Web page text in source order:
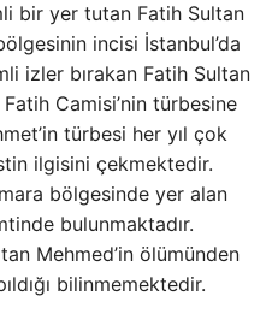
bir yer tutan Fatih Sultan
incisi İstanbul’da
izler bırakan Fatih Sultan
Camisi’nin türbesine
türbesi her yıl çok
ilgisini çekmektedir.
bölgesinde yer alan
bulunmaktadır.
Mehmed’in ölümünden
bilinmemektedir.